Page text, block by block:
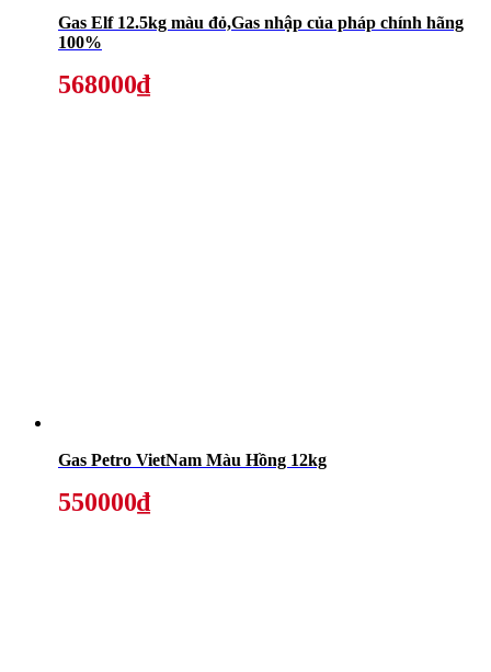
Gas Elf 12.5kg màu đỏ,Gas nhập của pháp chính hãng
100%
568000₫
Gas Petro VietNam Màu Hồng 12kg
550000₫